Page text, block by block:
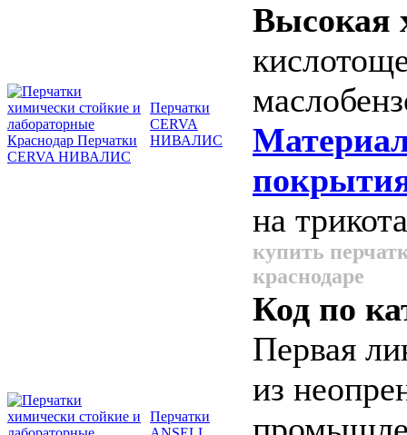
Перчатки
CERVA
НИВАЛИС
Высокая
на
купить
краснодаре
Перчатки
Код по
Первая
из